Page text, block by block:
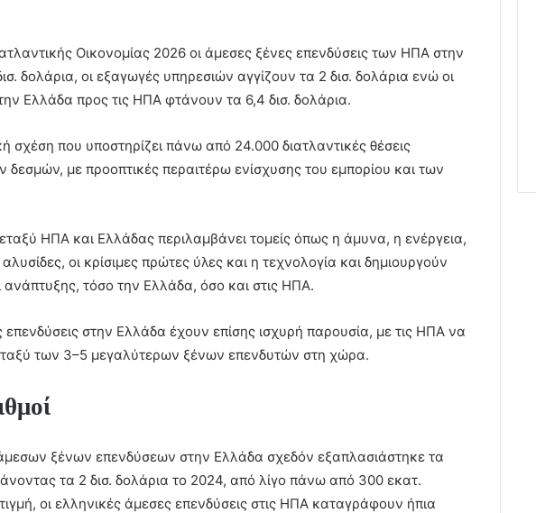
Οικονομίας 2026 οι άμεσες ξένες επενδύσεις των ΗΠΑ στην
δολάρια, οι εξαγωγές υπηρεσιών αγγίζουν τα 2 δισ. δολάρια ενώ οι
Ελλάδα προς τις ΗΠΑ φτάνουν τα 6,4 δισ. δολάρια.
σχέση που υποστηρίζει πάνω από 24.000 διατλαντικές θέσεις
δεσμών, με προοπτικές περαιτέρω ενίσχυσης του εμπορίου και των
ΗΠΑ και Ελλάδας περιλαμβάνει τομείς όπως η άμυνα, η ενέργεια,
αλυσίδες, οι κρίσιμες πρώτες ύλες και η τεχνολογία και δημιουργούν
τόσο την Ελλάδα, όσο και στις ΗΠΑ.
επενδύσεις στην Ελλάδα έχουν επίσης ισχυρή παρουσία, με τις ΗΠΑ να
των 3–5 μεγαλύτερων ξένων επενδυτών στη χώρα.
ξένων επενδύσεων στην Ελλάδα σχεδόν εξαπλασιάστηκε τα
τα 2 δισ. δολάρια το 2024, από λίγο πάνω από 300 εκατ.
οι ελληνικές άμεσες επενδύσεις στις ΗΠΑ καταγράφουν ήπια